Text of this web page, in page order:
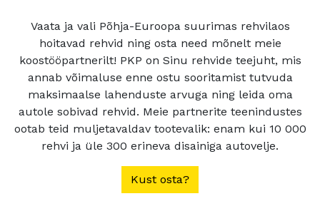
Vaata ja vali Põhja-Euroopa suurimas rehvilaos
hoitavad rehvid ning osta need mõnelt meie
koostööpartnerilt! PKP on Sinu rehvide teejuht, mis
annab võimaluse enne ostu sooritamist tutvuda
maksimaalse lahenduste arvuga ning leida oma
autole sobivad rehvid. Meie partnerite teenindustes
ootab teid muljetavaldav tootevalik: enam kui 10 000
rehvi ja üle 300 erineva disainiga autovelje.
Kust osta?